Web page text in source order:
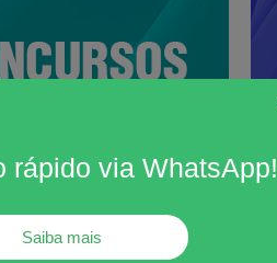
para Exames Supletivos do
+
rápido via WhatsApp!